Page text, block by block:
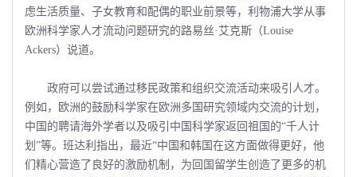
虑生活质量、子女教育和配偶的职业前景等，利物浦大学从事
欧洲科学家人才流动问题研究的路易丝·艾克斯（Louise
Ackers）说道。
政府可以尝试通过移民政策和组织交流活动来吸引人才。
例如，欧洲的鼓励科学家在欧洲多国研究领域内交流的计划，
中国的聘请海外学者以及吸引中国科学家返回祖国的“千人计
划”等。班达利指出，最近“中国和韩国在这方面做得更好，他
们精心营造了良好的激励机制，为回国留学生创造了更多的机